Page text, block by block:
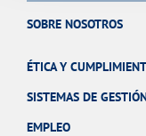
SOBRE NOSOTROS
ÉTICA Y
SISTEMAS DE
EMPLEO